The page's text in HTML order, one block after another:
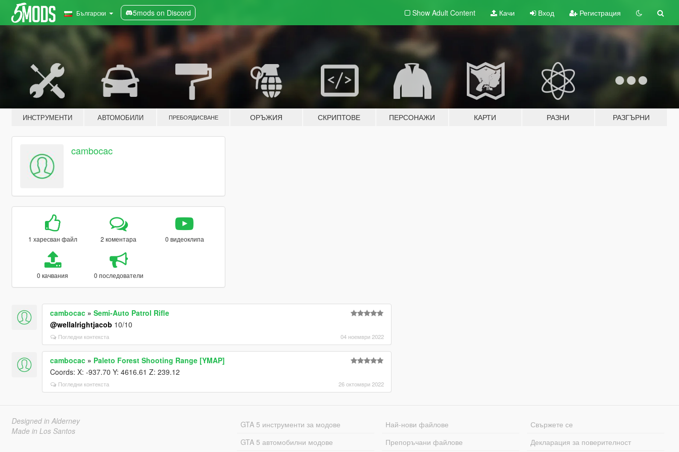
Български 5mods on Discord Show Adult Content Качи Вход Регистрация
ИНСТРУМЕНТИ АВТОМОБИЛИ ПРЕБОЯДИСВАНЕ ОРЪЖИЯ СКРИПТОВЕ ПЕРСОНАЖИ КАРТИ РАЗНИ РАЗГЪРНИ
cambocac
1 харесван файл 2 коментара 0 видеоклипа
0 качвания 0 последователи
cambocac» Semi-Auto Patrol Rifle
@wellalrightjacob 10/10
Погледни контекста 04 ноември 2022
cambocac» Paleto Forest Shooting Range [YMAP]
Coords: X: -937.70 Y: 4616.61 Z: 239.12
Погледни контекста 26 октомври 2022
Designed in Alderney
Made in Los Santos
GTA 5 инструменти за модове
GTA 5 автомобилни модове
Най-нови файлове
Препоръчани файлове
Свържете се
Декларация за поверителност